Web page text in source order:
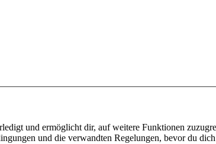
und ermöglicht dir, auf weitere Funktionen
und die verwandten Regelungen, bevor du